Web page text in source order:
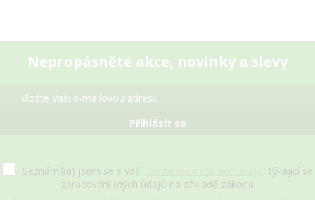
Nepropásněte akce, novinky a slevy
Přihlásit se
Seznámil(a) jsem se s vaší
, týkající se
zpracování mých údajů na základě zákona